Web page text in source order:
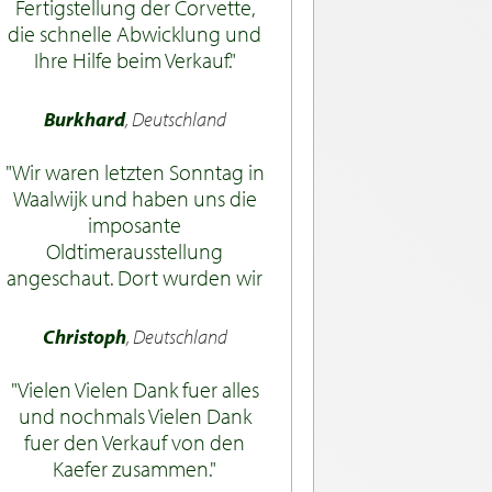
Fertigstellung der Corvette,
die schnelle Abwicklung und
Ihre Hilfe beim Verkauf.
Burkhard, Deutschland
Wir waren letzten Sonntag in
Waalwijk und haben uns die
imposante
Oldtimerausstellung
angeschaut. Dort wurden wir
Dongen empfangen. Wir
waren zwar vor den offiziellen
Öffnungszeiten da, bekamen
aber trotzdem sofort einen
Kaffee angeboten. Lars zeigte
uns die ganze Ausstellung,
Christoph, Deutschland
Vielen Vielen Dank fuer alles
und nochmals Vielen Dank
fuer den Verkauf von den
Kaefer zusammen.